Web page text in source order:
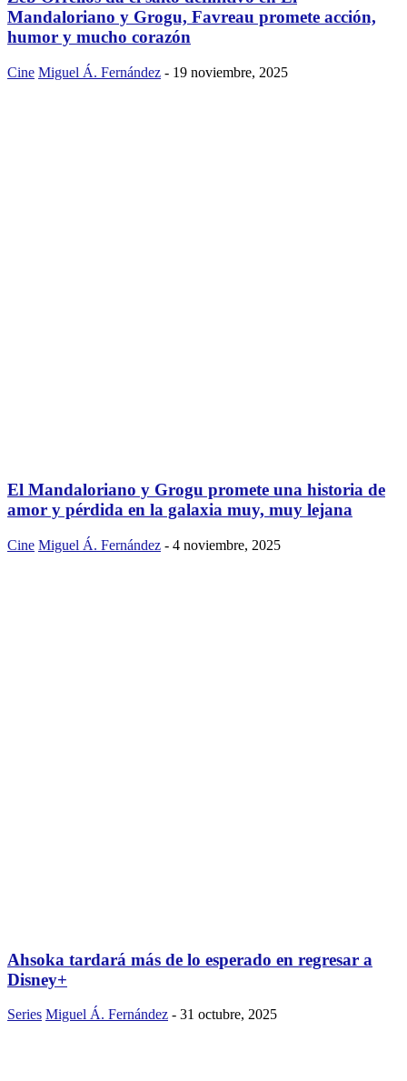
Mandaloriano y Grogu, Favreau promete acción,
humor y mucho corazón
Cine Miguel Á. Fernández - 19 noviembre, 2025
El Mandaloriano y Grogu promete una historia de
amor y pérdida en la galaxia muy, muy lejana
Cine Miguel Á. Fernández - 4 noviembre, 2025
Ahsoka tardará más de lo esperado en regresar a
Disney+
Series Miguel Á. Fernández - 31 octubre, 2025